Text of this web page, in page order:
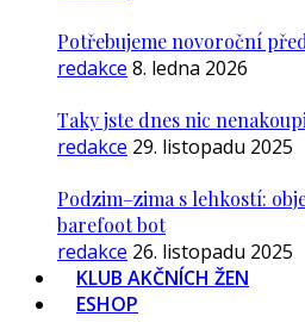
Potřebujeme novoroční
redakce 8. ledna 2026
Taky jste dnes nic
redakce 29. listopadu 2025
Podzim–zima s lehkostí:
barefoot bot
redakce 26. listopadu 2025
KLUB AKČNÍCH ŽEN
ESHOP